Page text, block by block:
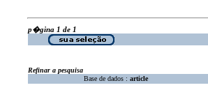
p�gina 1 de 1
Refinar a pesquisa
Base de dados : article